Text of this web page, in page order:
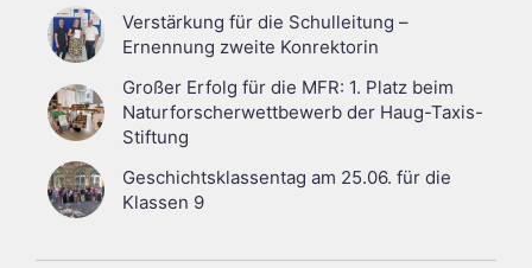
Verstärkung für die Schulleitung –
Ernennung zweite Konrektorin
Großer Erfolg für die MFR: 1. Platz beim
Naturforscherwettbewerb der Haug-Taxis-
Stiftung
Geschichtsklassentag am 25.06. für die
Klassen 9